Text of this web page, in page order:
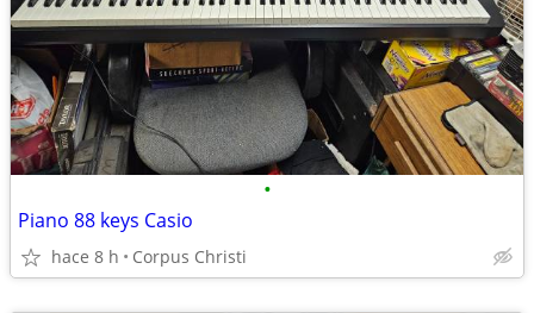
•
Piano 88 keys Casio
hace 8 h Corpus Christi